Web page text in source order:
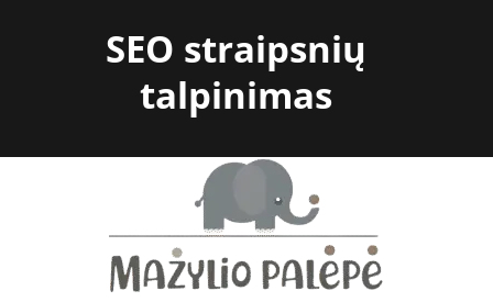
SEO straipsnių
talpinimas